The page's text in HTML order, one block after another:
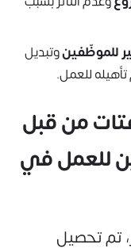
للموظّفينوتبديل
للعمل.
من قبل
للعمل في
تم تحصيل